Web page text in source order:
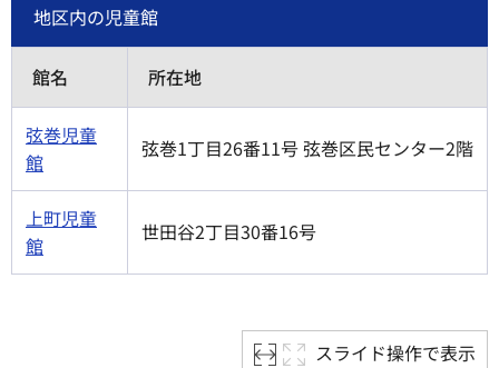
地区内の児童館
館名 所在地
弦巻児童
館
弦巻1丁目26番11号 弦巻区民センター2階
上町児童
館
世田谷2丁目30番16号
スライド操作で表示